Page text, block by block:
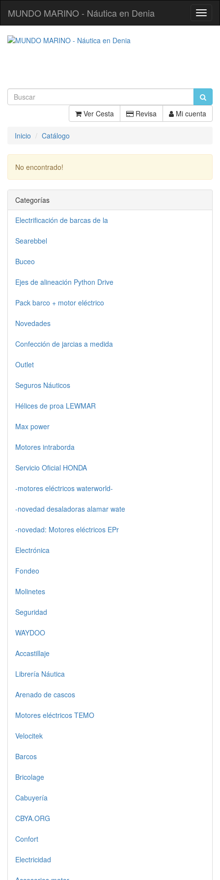
MUNDO MARINO - Náutica en Denia
Ver Cesta Revisa Mi cuenta
Inicio Catálogo
No encontrado!
Categorías
Electrificación de barcas de la
Searebbel
Buceo
Ejes de alineación Python Drive
Pack barco + motor eléctrico
Novedades
Confección de jarcias a medida
Outlet
Seguros Náuticos
Hélices de proa LEWMAR
Max power
Motores intraborda
Servicio Oficial HONDA
-motores eléctricos waterworld-
-novedad desaladoras alamar wate
-novedad: Motores eléctricos EPr
Electrónica
Fondeo
Molinetes
Seguridad
WAYDOO
Accastillaje
Librería Náutica
Arenado de cascos
Motores eléctricos TEMO
Velocitek
Barcos
Bricolage
Cabuyería
CBYA.ORG
Confort
Electricidad